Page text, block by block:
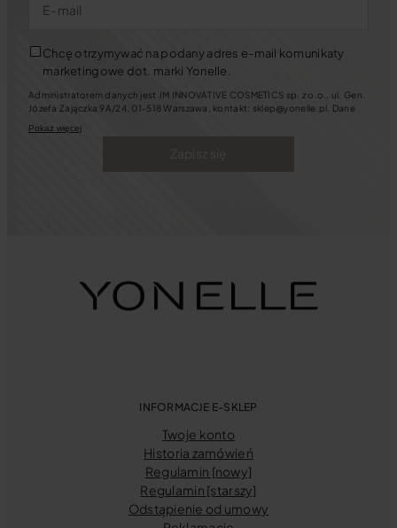
E-mail
Chcę otrzymywać na podany adres e-mail komunikaty
marketingowe dot. marki Yonelle.
Administratorem danych jest JM INNOVATIVE COSMETICS sp. z o.o., ul. Gen.
Józefa Zajączka 9A/24, 01-518 Warszawa, kontakt: sklep@yonelle.pl. Dane
celach marketingowych. Jeśli wyrazisz zgody na kontakt marketingowy
telefonicznie. Możesz zawsze cofnąć zgody m.in. pisząc na ww. adres e-mail.
Masz także prawo: dostępu do swoich danych, ich sprostowania, usunięcia,
Pokaż więcej
Zapisz się
INFORMACJE E-SKLEP
Twoje konto
Historia zamówień
Regulamin [nowy]
Regulamin [starszy]
Odstąpienie od umowy